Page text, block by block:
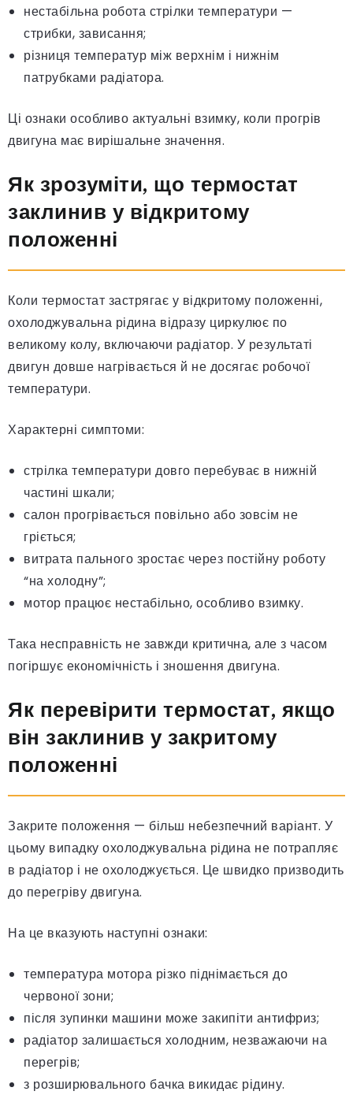
нестабільна робота стрілки температури —
стрибки, зависання;
різниця температур між верхнім і нижнім
патрубками радіатора.
Ці ознаки особливо актуальні взимку, коли прогрів
двигуна має вирішальне значення.
Як зрозуміти, що термостат
заклинив у відкритому
положенні
Коли термостат застрягає у відкритому положенні,
охолоджувальна рідина відразу циркулює по
великому колу, включаючи радіатор. У результаті
двигун довше нагрівається й не досягає робочої
температури.
Характерні симптоми:
стрілка температури довго перебуває в нижній
частині шкали;
салон прогрівається повільно або зовсім не
гріється;
витрата пального зростає через постійну роботу
“на холодну”;
мотор працює нестабільно, особливо взимку.
Така несправність не завжди критична, але з часом
погіршує економічність і зношення двигуна.
Як перевірити термостат, якщо
він заклинив у закритому
положенні
Закрите положення — більш небезпечний варіант. У
цьому випадку охолоджувальна рідина не потрапляє
в радіатор і не охолоджується. Це швидко призводить
до перегріву двигуна.
На це вказують наступні ознаки:
температура мотора різко піднімається до
червоної зони;
після зупинки машини може закипіти антифриз;
радіатор залишається холодним, незважаючи на
перегрів;
з розширювального бачка викидає рідину.